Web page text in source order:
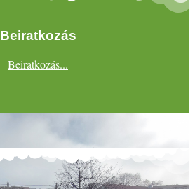
Beiratkozás
Beiratkozás...